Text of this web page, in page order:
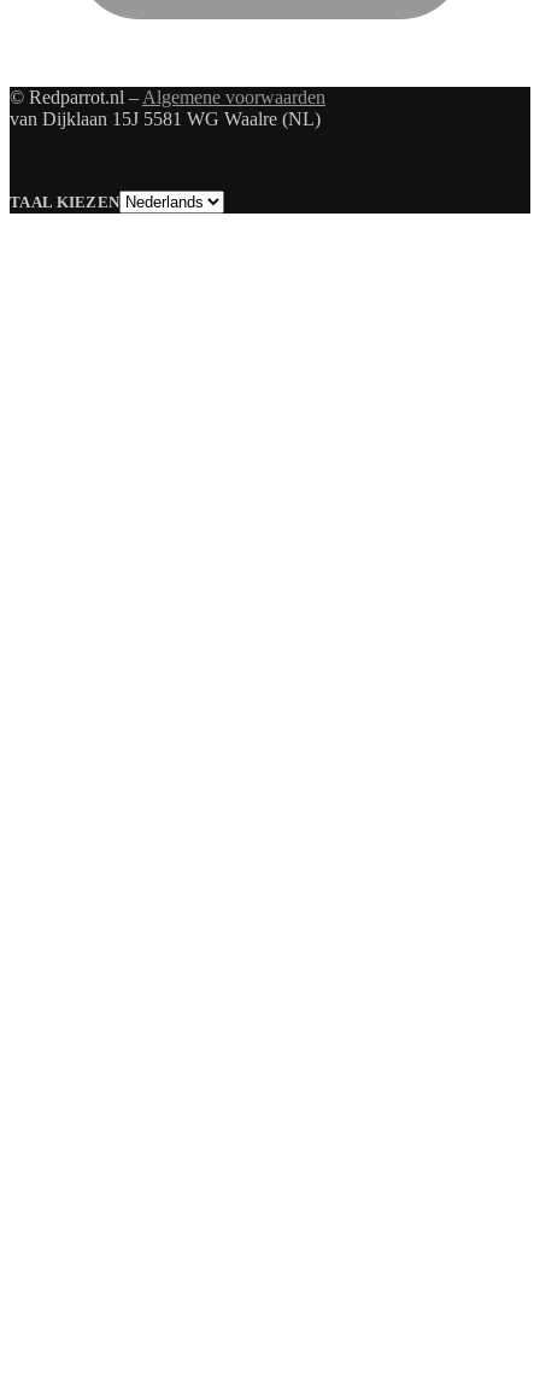
© Redparrot.nl – Algemene voorwaarden
van Dijklaan 15J 5581 WG Waalre (NL)
TAAL KIEZENTaal